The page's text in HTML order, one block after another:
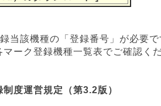
当該機種の「登録番号」が必要
マーク登録機種一覧表でご確認くだ
度運営規定（第3.2版）